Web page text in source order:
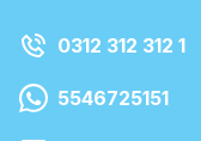
0312 312 312 1
5546725151